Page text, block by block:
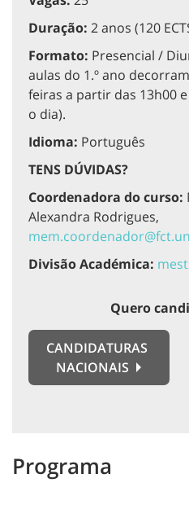
Duração: 2 anos (120
Formato: Presencial /
aulas do 1.º ano
feiras a partir das 13h00
o dia).
Idioma: Português
TENS DÚVIDAS?
Coordenadora do curso:
Alexandra Rodrigues,
Divisão Académica:
Quero
CANDIDATURAS
NACIONAIS
Programa